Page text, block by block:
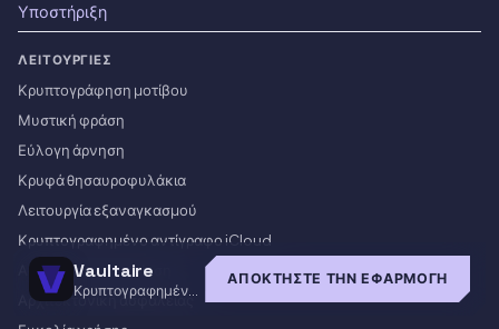
Vaultaire
Κρυπτογραφημένο
iOS
ΑΠΟΚΤΉΣΤΕ ΤΗΝ ΕΦΑΡΜΟΓΉ
Υποστήριξη
ΛΕΙΤΟΥΡΓΊΕΣ
Κρυπτογράφηση μοτίβου
Μυστική φράση
Εύλογη άρνηση
Κρυφά θησαυροφυλάκια
Λειτουργία εξαναγκασμού
Κρυπτογραφημένο αντίγραφο iCloud
Ασφαλής κοινοποίηση
Αρχιτεκτονική ασφάλειας